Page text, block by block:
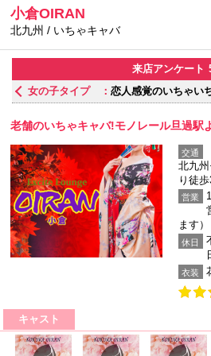
小倉OIRAN
北九州 / いちゃキャバ
来店アンケート
お店の雰囲気 ： まったり落ち着いて
老舗のいちゃキャバ!モノレール旦過駅
交通
北九
り徒
営業
ます）
休日
衣装
キャスト